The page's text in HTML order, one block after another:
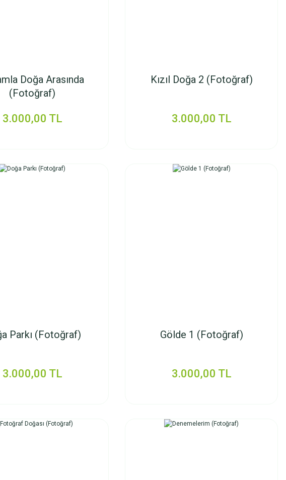
Doğa Arasında
(Fotoğraf)
3.000,00 TL
Kızıl Doğa 2 (Fotoğraf)
3.000,00 TL
Parkı (Fotoğraf)
3.000,00 TL
Gölde 1 (Fotoğraf)
3.000,00 TL